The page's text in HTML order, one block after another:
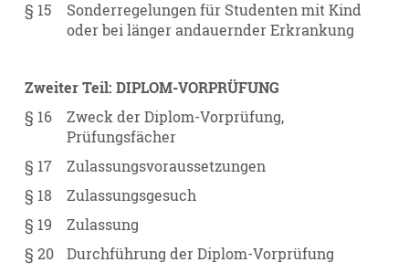
§ 15
Sonderregelungen für Studenten mit Kind
oder bei länger andauernder Erkrankung
Zweiter Teil: DIPLOM-VORPRÜFUNG
§ 16
Zweck der Diplom-Vorprüfung,
Prüfungsfächer
§ 17
Zulassungsvoraussetzungen
§ 18
Zulassungsgesuch
§ 19
Zulassung
§ 20
Durchführung der Diplom-Vorprüfung